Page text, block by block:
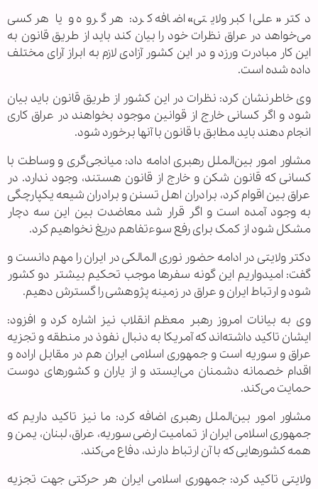
دکتر «علی اکبر ولایتی» اضافه کرد: هر گروه و یا هر کسی
می‌خواهد در عراق نظرات خود را بیان کند باید از طریق قانون به
این کار مبادرت ورزد و در این کشور آزادی لازم به ابراز آرای مختلف
داده شده است.
وی خاطرنشان کرد: نظرات در این کشور از طریق قانون باید بیان
شود و اگر کسانی خارج از قوانین موجود بخواهند در عراق کاری
انجام دهند باید مطابق با قانون با آنها برخورد شود.
مشاور امور بین‌الملل رهبری ادامه داد: میانجی‌گری و وساطت با
کسانی که قانون شکن و خارج از قانون هستند، وجود ندارد. در
عراق بین اقوام کرد، برادران اهل تسنن و برادران شیعه یکپارچگی
به وجود آمده است و اگر قرار شد معاضدت بین این سه دچار
مشکل شود از کمک برای رفع سوءتفاهم دریغ نخواهیم کرد.
دکتر ولایتی در ادامه حضور نوری المالکی در ایران را مهم دانست و
گفت: امیدواریم این گونه سفرها موجب تحکیم بیشتر دو کشور
شود و ارتباط ایران و عراق در زمینه پژوهشی را گسترش دهیم.
وی به بیانات امروز رهبر معظم انقلاب نیز اشاره کرد و افزود:
ایشان تاکید داشته‌اند که آمریکا به دنبال نفوذ در منطقه و تجزیه
عراق و سوریه است و جمهوری اسلامی ایران هم در مقابل اراده و
اقدام خصمانه دشمنان می‌ایستد و از یاران و کشورهای دوست
حمایت می‌کند.
مشاور امور بین‌الملل رهبری اضافه کرد: ما نیز تاکید داریم که
جمهوری اسلامی ایران از تمامیت ارضی سوریه، عراق، لبنان، یمن و
همه کشورهایی که با آن ارتباط دارند، دفاع می‌کند.
ولایتی تاکید کرد: جمهوری اسلامی ایران هر حرکتی جهت تجزیه